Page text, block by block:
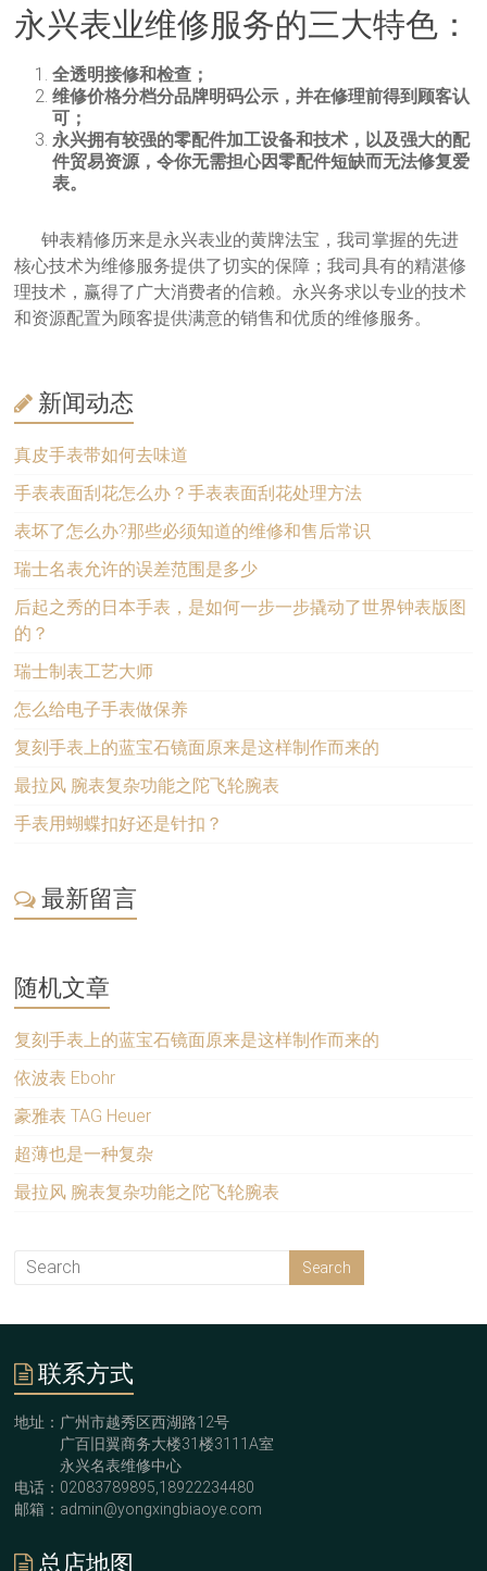
永兴表业维修服务的三大特色：
全透明接修和检查；
维修价格分档分品牌明码公示，并在修理前得到顾客认
可；
永兴拥有较强的零配件加工设备和技术，以及强大的配
件贸易资源，令你无需担心因零配件短缺而无法修复爱
表。
钟表精修历来是永兴表业的黄牌法宝，我司掌握的先进
核心技术为维修服务提供了切实的保障；我司具有的精湛修
理技术，赢得了广大消费者的信赖。永兴务求以专业的技术
和资源配置为顾客提供满意的销售和优质的维修服务。
新闻动态
真皮手表带如何去味道
手表表面刮花怎么办？手表表面刮花处理方法
表坏了怎么办?那些必须知道的维修和售后常识
瑞士名表允许的误差范围是多少
后起之秀的日本手表，是如何一步一步撬动了世界钟表版图
的？
瑞士制表工艺大师
怎么给电子手表做保养
复刻手表上的蓝宝石镜面原来是这样制作而来的
最拉风 腕表复杂功能之陀飞轮腕表
手表用蝴蝶扣好还是针扣？
最新留言
随机文章
复刻手表上的蓝宝石镜面原来是这样制作而来的
依波表 Ebohr
豪雅表 TAG Heuer
超薄也是一种复杂
最拉风 腕表复杂功能之陀飞轮腕表
联系方式
地址：广州市越秀区西湖路12号
广百旧翼商务大楼31楼3111A室
永兴名表维修中心
电话：02083789895,18922234480
邮箱：admin@yongxingbiaoye.com
总店地图